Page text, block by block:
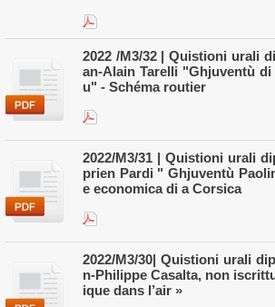
2022 /M3/32 | Quistioni urali
an-Alain Tarelli "Ghjuventù
u" - Schéma routier
2022/M3/31 | Quistioni urali
prien Pardi " Ghjuventù
e economica di a Corsica
2022/M3/30| Quistioni urali
n-Philippe Casalta, non
ique dans l’air »